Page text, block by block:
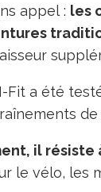
appel : les
Fit a été
de
il résiste
le vélo, les